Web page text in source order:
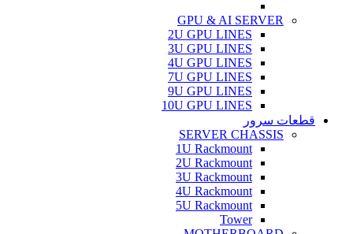
GPU & AI SERVER
2U GPU LINES
3U GPU LINES
4U GPU LINES
7U GPU LINES
9U GPU LINES
10U GPU LINES
قطعات سرور
SERVER CHASSIS
1U Rackmount
2U Rackmount
3U Rackmount
4U Rackmount
5U Rackmount
Tower